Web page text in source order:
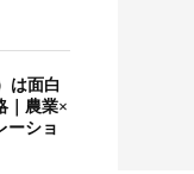
は面白
｜農業×
ーショ